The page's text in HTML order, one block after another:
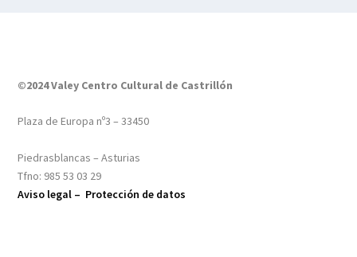
©2024 Valey Centro Cultural de Castrillón
Plaza de Europa nº3 – 33450
Piedrasblancas – Asturias
Tfno: 985 53 03 29
Aviso legal – Protección de datos